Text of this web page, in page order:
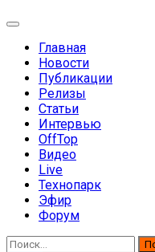
Главная
Новости
Публикации
Релизы
Статьи
Интервью
OffTop
Видео
Live
Технопарк
Эфир
Форум
Найти: